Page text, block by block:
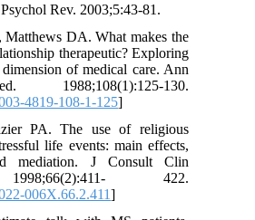
Psychol Rev. 2003;5:43-81.
Matthews DA. What makes the
therapeutic? Exploring
dimension of medical care. Ann
1988;108(1):125-130.
4819-108-1-125
PA. The use of religious
life events: main effects,
mediation. J Consult Clin
422.
006X.66.2.411